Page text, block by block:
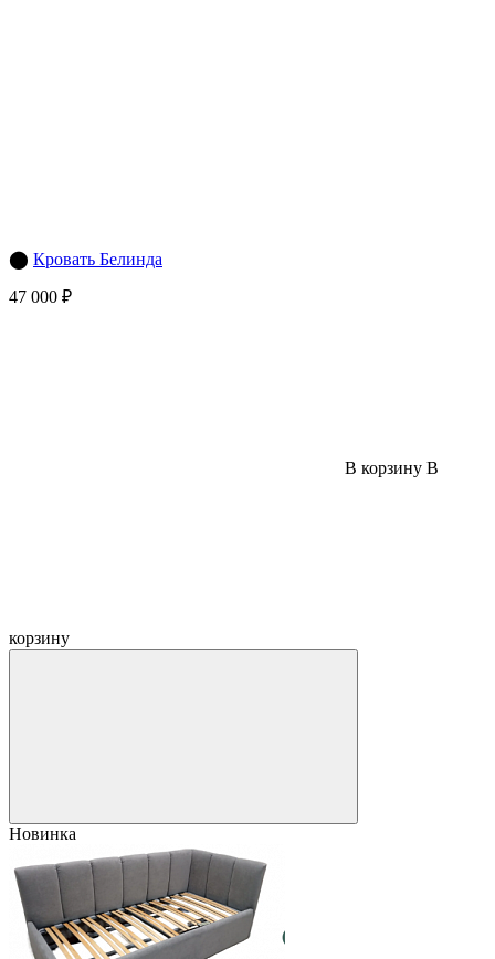
⬤ Кровать Белинда
47 000 ₽
В корзину В
корзину
Новинка